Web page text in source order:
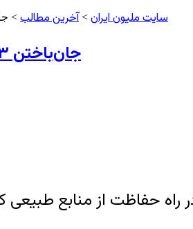
سایت ملیون ایران >آخرین مطالب >
جان‌باختن ۱۵۳ محیط‌بان در کشور